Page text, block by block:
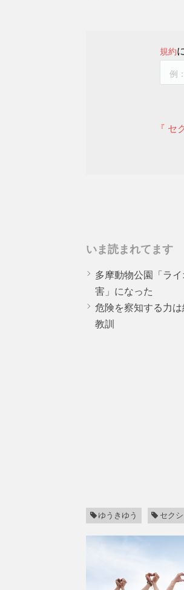
規約
『
いま読まれてます
多摩動物公園「ラ
害」になった
危険を察知する力
教訓
ゆうきゆう セク